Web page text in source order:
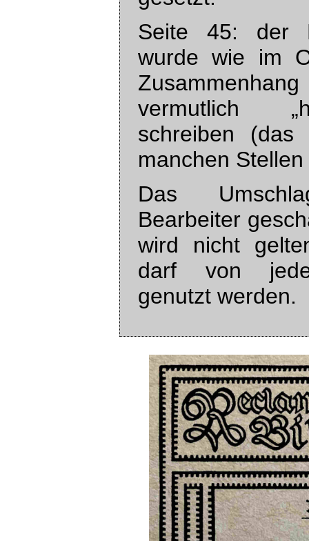
Seite 45: der
wurde wie im
vermutlich
schreiben
manchen
Das
Bearbeiter
wird nicht
darf von
genutzt werden.